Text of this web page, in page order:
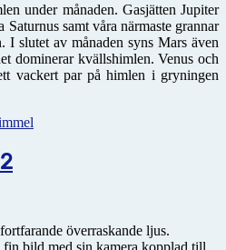
under månaden. Gasjätten Jupiter
samt våra närmaste grannar
I slutet av månaden syns Mars även
dominerar kvällshimlen. Venus och
vackert par på himlen i gryningen
överraskande ljus.